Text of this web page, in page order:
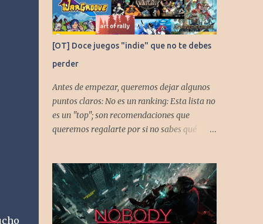
[OT] Doce juegos "indie" que no te debes
perder
Antes de empezar, queremos dejar algunos
puntos claros: No es un ranking: Esta lista no
es un "top"; son recomendaciones que
queremos regalarte por si no sabes qué
fuertes de cada título, pero todos tienen
profundidad de sobra para explorar.
Variedad de géneros: Hemos evitado repetir
géneros para asegurar que, al menos uno, se